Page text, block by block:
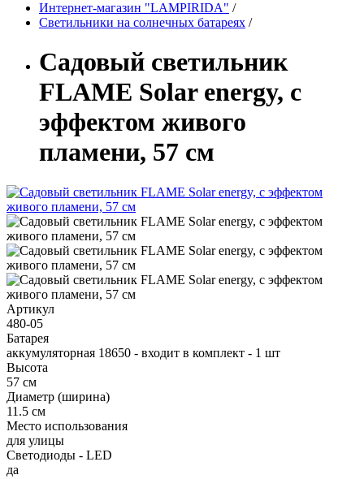
Интернет-магазин "LAMPIRIDA" /
Светильники на солнечных батареях /
Садовый светильник
FLAME Solar energy, с
эффектом живого
пламени, 57 см
Артикул
480-05
Батарея
аккумуляторная 18650 - входит в комплект - 1 шт
Высота
57 см
Диаметр (ширина)
11.5 см
Место использования
для улицы
Светодиоды - LED
да